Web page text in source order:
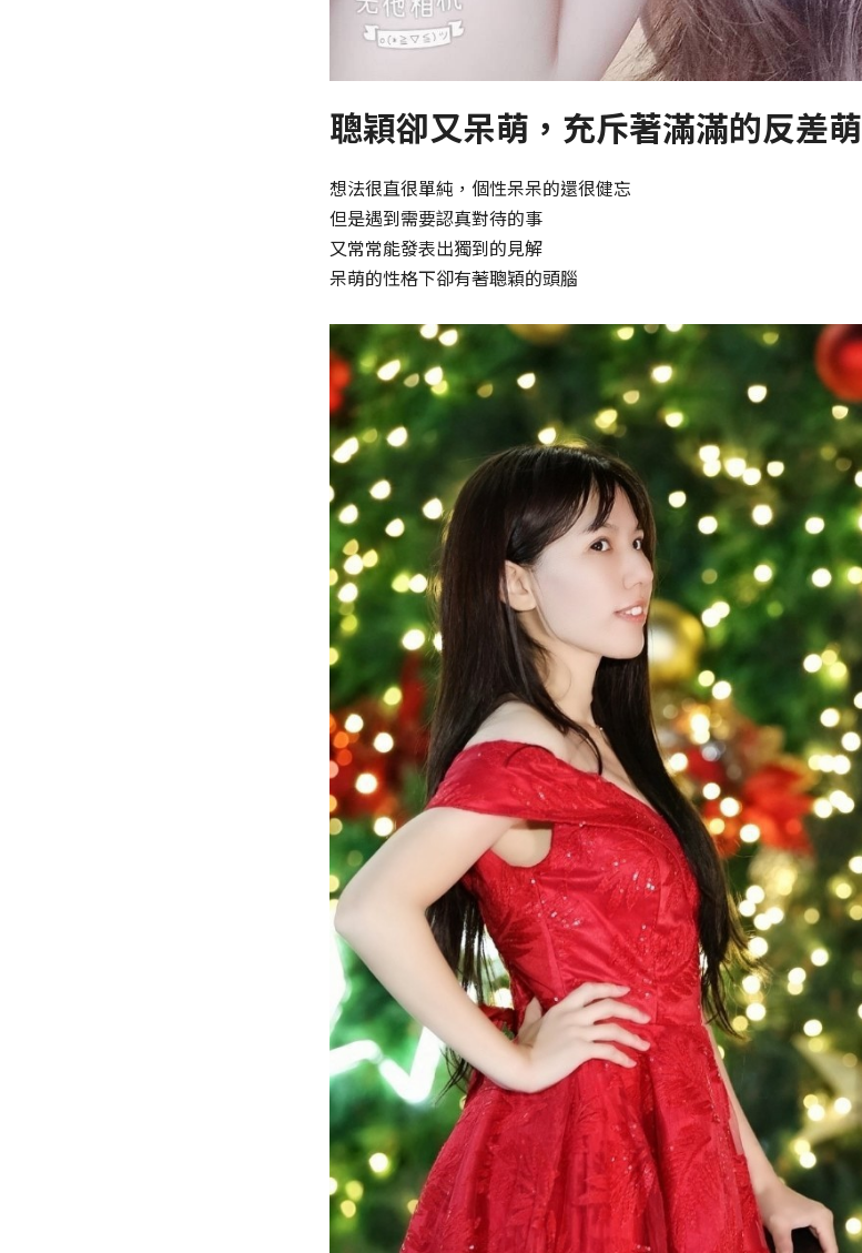
聰穎卻又呆萌，充斥著滿滿的反差萌
想法很直很單純，個性呆呆的還很健忘
但是遇到需要認真對待的事
又常常能發表出獨到的見解
呆萌的性格下卻有著聰穎的頭腦